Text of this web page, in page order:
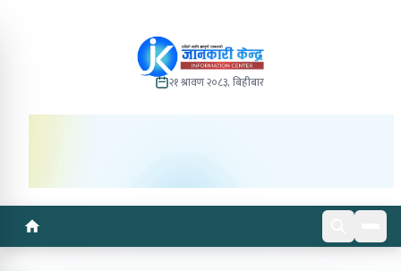
२१ श्रावण २०८३, बिहीबार